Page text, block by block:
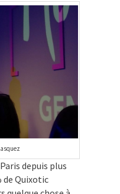
depuis plus
de Quixotic